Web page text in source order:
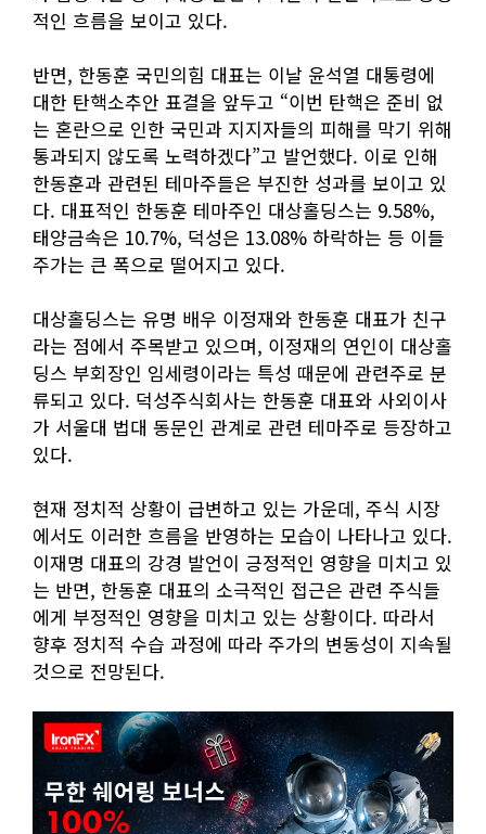
적인 흐름을 보이고 있다.
반면, 한동훈 국민의힘 대표는 이날 윤석열 대통령에
대한 탄핵소추안 표결을 앞두고 “이번 탄핵은 준비 없
는 혼란으로 인한 국민과 지지자들의 피해를 막기 위해
통과되지 않도록 노력하겠다”고 발언했다. 이로 인해
한동훈과 관련된 테마주들은 부진한 성과를 보이고 있
다. 대표적인 한동훈 테마주인 대상홀딩스는 9.58%,
태양금속은 10.7%, 덕성은 13.08% 하락하는 등 이들
주가는 큰 폭으로 떨어지고 있다.
대상홀딩스는 유명 배우 이정재와 한동훈 대표가 친구
라는 점에서 주목받고 있으며, 이정재의 연인이 대상홀
딩스 부회장인 임세령이라는 특성 때문에 관련주로 분
류되고 있다. 덕성주식회사는 한동훈 대표와 사외이사
가 서울대 법대 동문인 관계로 관련 테마주로 등장하고
있다.
현재 정치적 상황이 급변하고 있는 가운데, 주식 시장
에서도 이러한 흐름을 반영하는 모습이 나타나고 있다.
이재명 대표의 강경 발언이 긍정적인 영향을 미치고 있
는 반면, 한동훈 대표의 소극적인 접근은 관련 주식들
에게 부정적인 영향을 미치고 있는 상황이다. 따라서
향후 정치적 수습 과정에 따라 주가의 변동성이 지속될
것으로 전망된다.